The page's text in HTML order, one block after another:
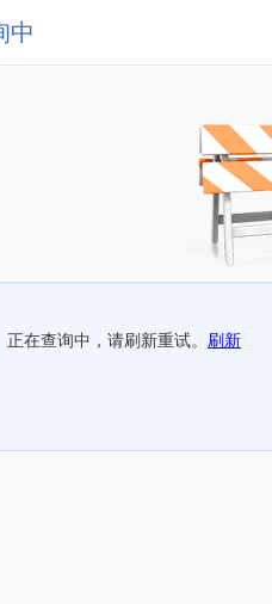
中
正在查询中，请刷新重试。 刷新